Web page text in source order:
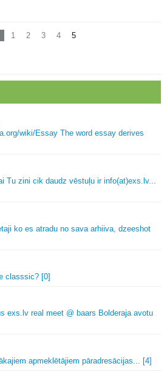
1 2 3 4 5
org/wiki/Essay The word essay derives
Tu zini cik daudz vēstuļu ir info(at)exs. lv.
ko es atradu no sava arhiiva, dzeeshot
classsic? [0]
exs. lv real meet @ baars Bolderaja avotu
apmeklētājiem pāradresācijas.
[4]